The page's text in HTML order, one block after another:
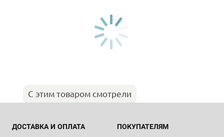
С этим товаром смотрели
ДОСТАВКА И ОПЛАТА ПОКУПАТЕЛЯМ